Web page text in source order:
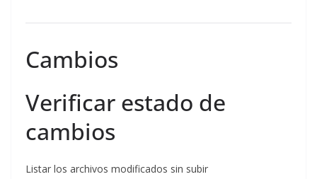
Cambios
Verificar estado de
cambios
Listar los archivos modificados sin subir